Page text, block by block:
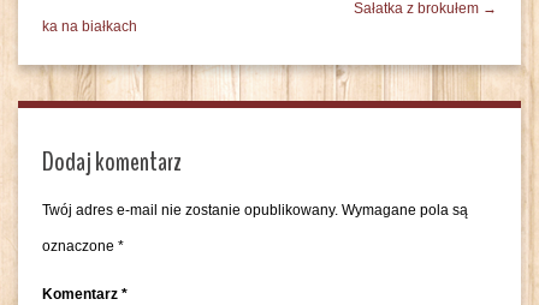
ka na białkach
Sałatka z brokułem →
Dodaj komentarz
Twój adres e-mail nie zostanie opublikowany. Wymagane pola są
oznaczone *
Komentarz *